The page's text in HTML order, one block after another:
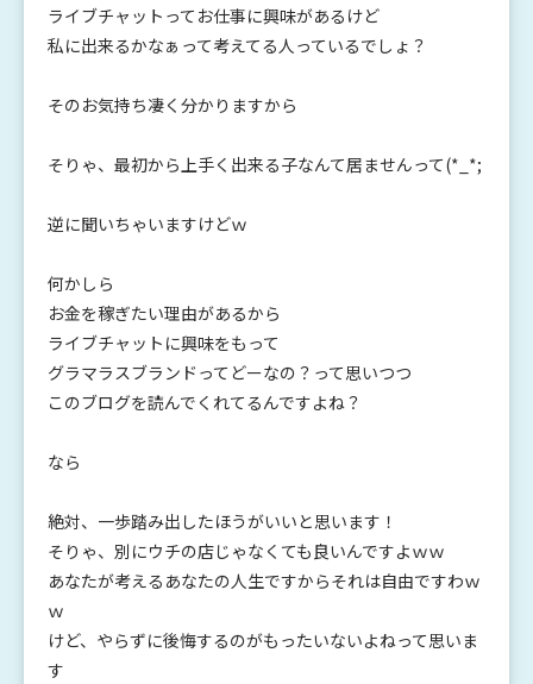
ライブチャットってお仕事に興味があるけど
私に出来るかなぁって考えてる人っているでしょ？
そのお気持ち凄く分かりますから
そりゃ、最初から上手く出来る子なんて居ませんって(*_*;
逆に聞いちゃいますけどｗ
何かしら
お金を稼ぎたい理由があるから
ライブチャットに興味をもって
グラマラスブランドってどーなの？って思いつつ
このブログを読んでくれてるんですよね？
なら
絶対、一歩踏み出したほうがいいと思います！
そりゃ、別にウチの店じゃなくても良いんですよｗｗ
あなたが考えるあなたの人生ですからそれは自由ですわｗ
ｗ
けど、やらずに後悔するのがもったいないよねって思いま
す